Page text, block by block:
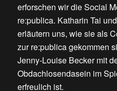
erforschen wir die Social
re:publica. Katharin Tai
erläutern uns, wie sie als
zur re:publica gekommen
Jenny-Louise Becker mit
Obdachlosendasein im
erfreulich ist.